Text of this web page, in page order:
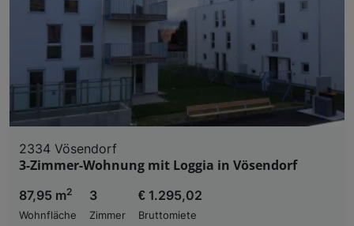
2334 Vösendorf
3-Zimmer-Wohnung mit Loggia in Vösendorf
87,95 m2
Wohnfläche
3
Zimmer
€ 1.295,02
Bruttomiete